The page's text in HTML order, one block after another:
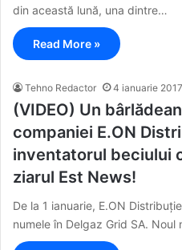
din această lună, una dintre…
Read More »
Tehno Redactor 4 ianuarie 2017
(VIDEO) Un
companiei E.ON
inventatorul beciului
ziarul Est News!
De la 1 ianuarie, E.ON
numele în Delgaz Grid SA. Noul